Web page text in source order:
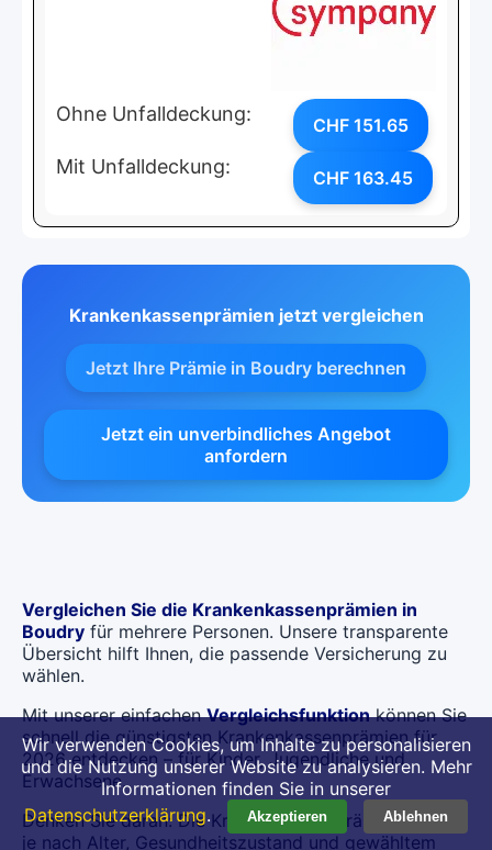
Ohne Unfalldeckung: CHF 151.65
Mit Unfalldeckung: CHF 163.45
Krankenkassenprämien jetzt vergleichen
Jetzt Ihre Prämie in Boudry berechnen
Jetzt ein unverbindliches Angebot
anfordern
Vergleichen Sie die Krankenkassenprämien in
Boudry für mehrere Personen. Unsere transparente
Übersicht hilft Ihnen, die passende Versicherung zu
wählen.
Mit unserer einfachenVergleichsfunktionkönnen Sie
schnell die günstigsten Krankenkassenprämien für
2026 entdecken – für Kinder, Jugendliche und
Erwachsene.
Denken Sie daran: Die Krankenkassenprämien können
je nach Alter, Gesundheitszustand und gewähltem
Wir verwenden Cookies, um Inhalte zu personalisieren
und die Nutzung unserer Website zu analysieren. Mehr
Informationen finden Sie in unserer
Datenschutzerklärung. Akzeptieren Ablehnen